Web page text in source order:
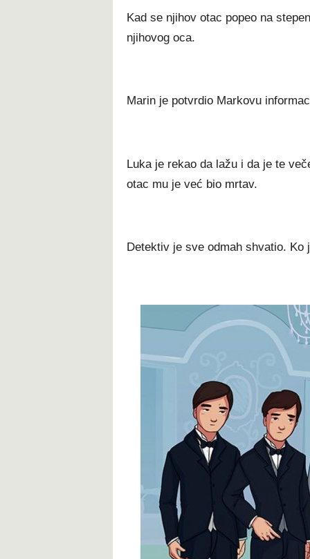
Kad se njihov otac popeo na
njihovog oca.
Marin je potvrdio Markovu
Luka je rekao da lažu i da je te
otac mu je već bio mrtav.
Detektiv je sve odmah shvatio.